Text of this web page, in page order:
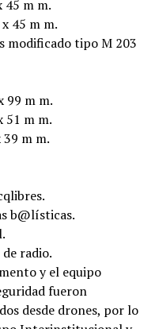
45 m m.
45 m m.
modificado tipo M 203
99 m m.
51 m m.
m m.
b@lísticas.
radio.
y el equipo
fueron
desde drones, por lo